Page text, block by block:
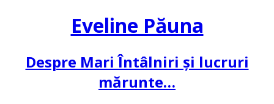
Eveline Păuna
Despre Mari Întâlniri și lucruri
mărunte…